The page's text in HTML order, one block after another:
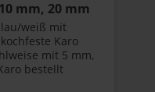
mm, 20 mm
weiß mit
Karo
mit 5 mm,
bestellt